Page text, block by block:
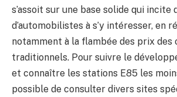
s’assoit sur une base solide qui incite
d’automobilistes à s’y intéresser, en
notamment à la flambée des prix des
traditionnels. Pour suivre le
et connaître les stations E85 les
possible de consulter divers sites